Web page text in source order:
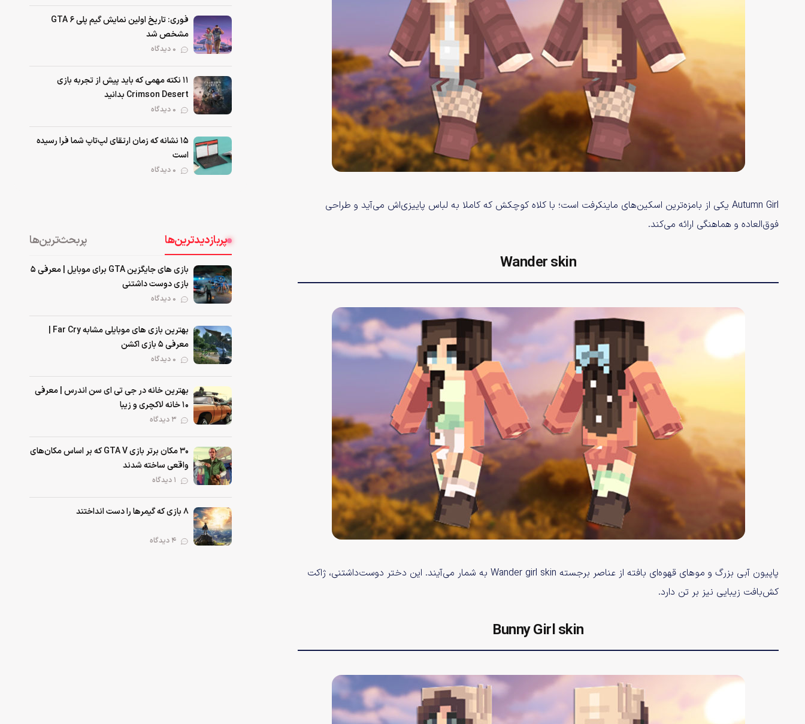
فوری: تاریخ اولین نمایش گیم پلی GTA 6
مشخص شد
۱۱ نکته‌ مهمی که باید پیش از تجربه بازی
Crimson Desert بدانید
۱۵ نشانه که زمان ارتقای لپ‌تاپ شما فرا رسیده
است
پربازدیدترین‌ها پربحث‌ترین‌ها
بازی های جایگزین GTA برای موبایل | معرفی ۵
بازی دوست داشتنی
بهترین بازی‌ های موبایلی مشابه Far Cry |
معرفی ۵ بازی اکشن
بهترین خانه در جی تی ای سن اندرس | معرفی
۱۰ خانه لاکچری و زیبا
۳۰ مکان برتر بازی GTA V که بر اساس مکان‌های
واقعی ساخته شدند
۸ بازی که گیمرها را دست انداختند
Autumn Girl یکی از بامزه‌ترین اسکین‌های ماینکرفت است؛ با کلاه کوچکش که کاملا به لباس پاییزی‌اش می‌آید و طراحی
فوق‌العاده و هماهنگی ارائه می‌کند.
Wander skin
پاپیون آبی بزرگ و موهای قهوه‌ای بافته از عناصر برجسته Wander girl skin به شمار می‌آیند. این دختر دوست‌داشتنی، ژاکت
کش‌بافت زیبایی نیز بر تن دارد.
Bunny Girl skin